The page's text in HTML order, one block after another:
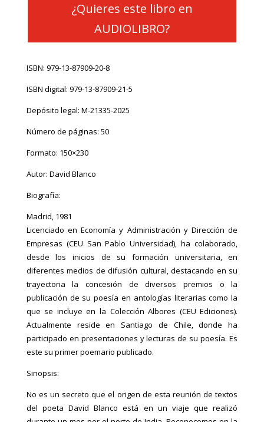
¿Quieres este libro en
AUDIOLIBRO?
ISBN: 979-13-87909-20-8
ISBN digital: 979-13-87909-21-5
Depósito legal: M-21335-2025
Número de páginas: 50
Formato: 150×230
Autor: David Blanco
Biografía:
Madrid, 1981
Licenciado en Economía y Administración y Dirección de
Empresas (CEU San Pablo Universidad), ha colaborado,
desde los inicios de su formación universitaria, en
diferentes medios de difusión cultural, destacando en su
trayectoria la concesión de diversos premios o la
publicación de su poesía en antologías literarias como la
que se incluye en la Colección Albores (CEU Ediciones).
Actualmente reside en Santiago de Chile, donde ha
participado en presentaciones y lecturas de su poesía. Es
este su primer poemario publicado.
Sinopsis:
No es un secreto que el origen de esta reunión de textos
del poeta David Blanco está en un viaje que realizó